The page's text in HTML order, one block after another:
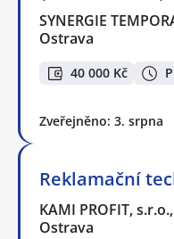
SYNERGIE
Ostrava
40 000 Kč
Zveřejněno: 3. srpna
Reklamační
KAMI PROFIT,
Ostrava